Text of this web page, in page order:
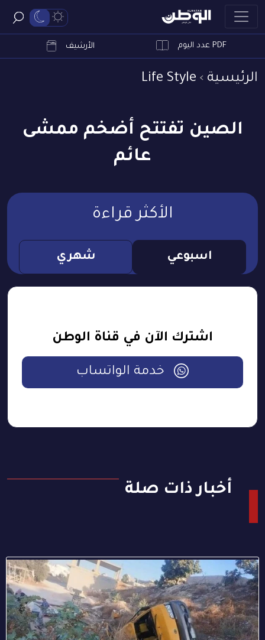
PDF عدد اليوم الأرشيف
الرئيسية Life Style
الصين تفتتح أضخم ممشى
عائم
الأكثر قراءة
اسبوعي شهري
اشترك الآن في قناة الوطن
خدمة الواتساب
أخبار ذات صلة